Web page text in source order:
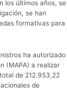
los últimos años, se
se han
formativas para
ha autorizado
(MAPA) a realizar
de 212.953,22
de